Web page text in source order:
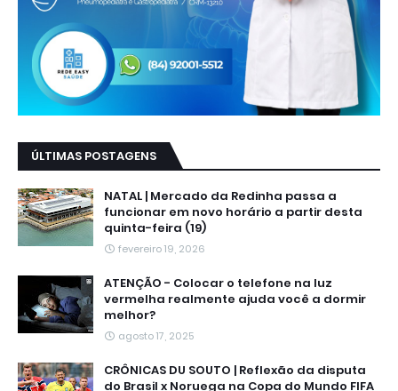
ÚLTIMAS POSTAGENS
NATAL | Mercado da Redinha passa a
funcionar em novo horário a partir desta
quinta-feira (19)
fevereiro 19, 2026
ATENÇÃO - Colocar o telefone na luz
vermelha realmente ajuda você a dormir
melhor?
agosto 17, 2025
CRÔNICAS DU SOUTO | Reflexão da disputa
do Brasil x Noruega na Copa do Mundo FIFA